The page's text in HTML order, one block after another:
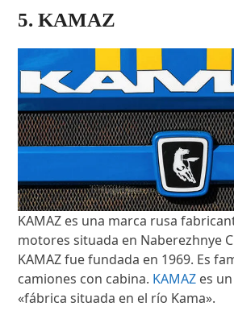
5. KAMAZ
KAMAZ es una marca rusa
motores situada en Naberezhnye
KAMAZ fue fundada en 1969. Es
camiones con cabina. KAMAZ es
«fábrica situada en el río Kama».